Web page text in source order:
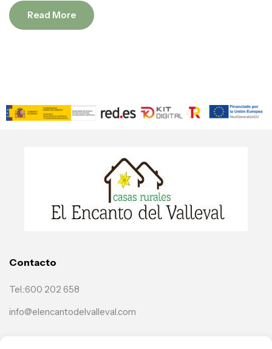
Read More
Contacto
Tel.:600 202 658
info@elencantodelvalleval.com